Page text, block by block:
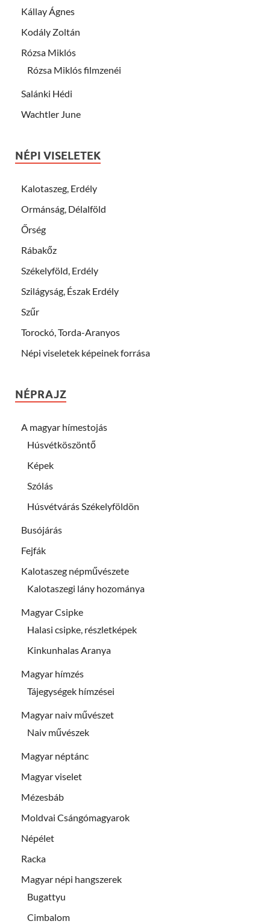
Kállay Ágnes
Kodály Zoltán
Rózsa Miklós
Rózsa Miklós filmzenéi
Salánki Hédi
Wachtler June
NÉPI VISELETEK
Kalotaszeg, Erdély
Ormánság, Délalföld
Őrség
Rábakőz
Székelyföld, Erdély
Szilágyság, Észak Erdély
Szűr
Torockó, Torda-Aranyos
Népi viseletek képeinek forrása
NÉPRAJZ
A magyar hímestojás
Húsvétköszöntő
Képek
Szólás
Húsvétvárás Székelyföldön
Busójárás
Fejfák
Kalotaszeg népművészete
Kalotaszegi lány hozománya
Magyar Csipke
Halasi csipke, részletképek
Kinkunhalas Aranya
Magyar hímzés
Tájegységek hímzései
Magyar naiv művészet
Naiv művészek
Magyar néptánc
Magyar viselet
Mézesbáb
Moldvai Csángómagyarok
Népélet
Racka
Magyar népi hangszerek
Bugattyu
Cimbalom